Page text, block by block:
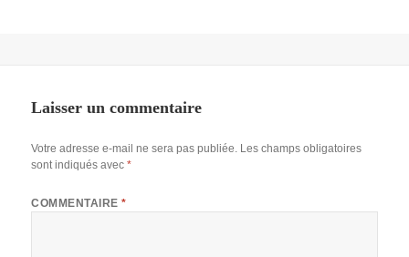
Laisser un commentaire
Votre adresse e-mail ne sera pas publiée. Les champs obligatoires
sont indiqués avec*
COMMENTAIRE*